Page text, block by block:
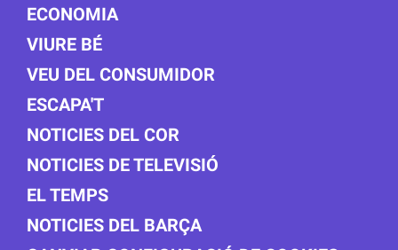
ECONOMIA
VIURE BÉ
VEU DEL CONSUMIDOR
ESCAPA'T
NOTICIES DEL COR
NOTICIES DE TELEVISIÓ
EL TEMPS
NOTICIES DEL BARÇA